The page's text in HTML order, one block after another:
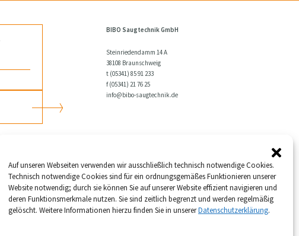
ein. Die
GmbH,
werden Ihre
BIBO Saugtechnik GmbH
Steinriedendamm 14 A
38108 Braunschweig
t (05341) 85 91 233
f (05341) 21 76 25
info@bibo-saugtechnik.de
Auf unseren Webseiten verwenden wir ausschließlich technisch notwendige Cookies.
Technisch notwendige Cookies sind für ein ordnungsgemäßes Funktionieren unserer
Website notwendig; durch sie können Sie auf unserer Website effizient navigieren und
deren Funktionsmerkmale nutzen. Sie sind zeitlich begrenzt und werden regelmäßig
gelöscht. Weitere Informationen hierzu finden Sie in unsererDatenschutzerklärung.